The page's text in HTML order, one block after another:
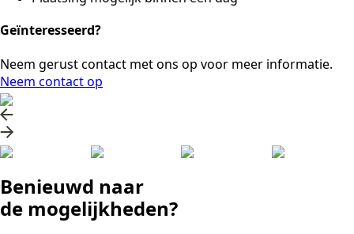
Geïnteresseerd?
Neem gerust contact met ons op voor meer informatie.
Neem contact op
Benieuwd naar
de mogelijkheden?